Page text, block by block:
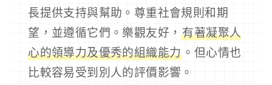
長提供支持與幫助。尊重社會規則和期
望，並遵循它們。樂觀友好，有著凝聚人
心的領導力及優秀的組織能力 。但心情也
比較容易受到別人的評價影響。